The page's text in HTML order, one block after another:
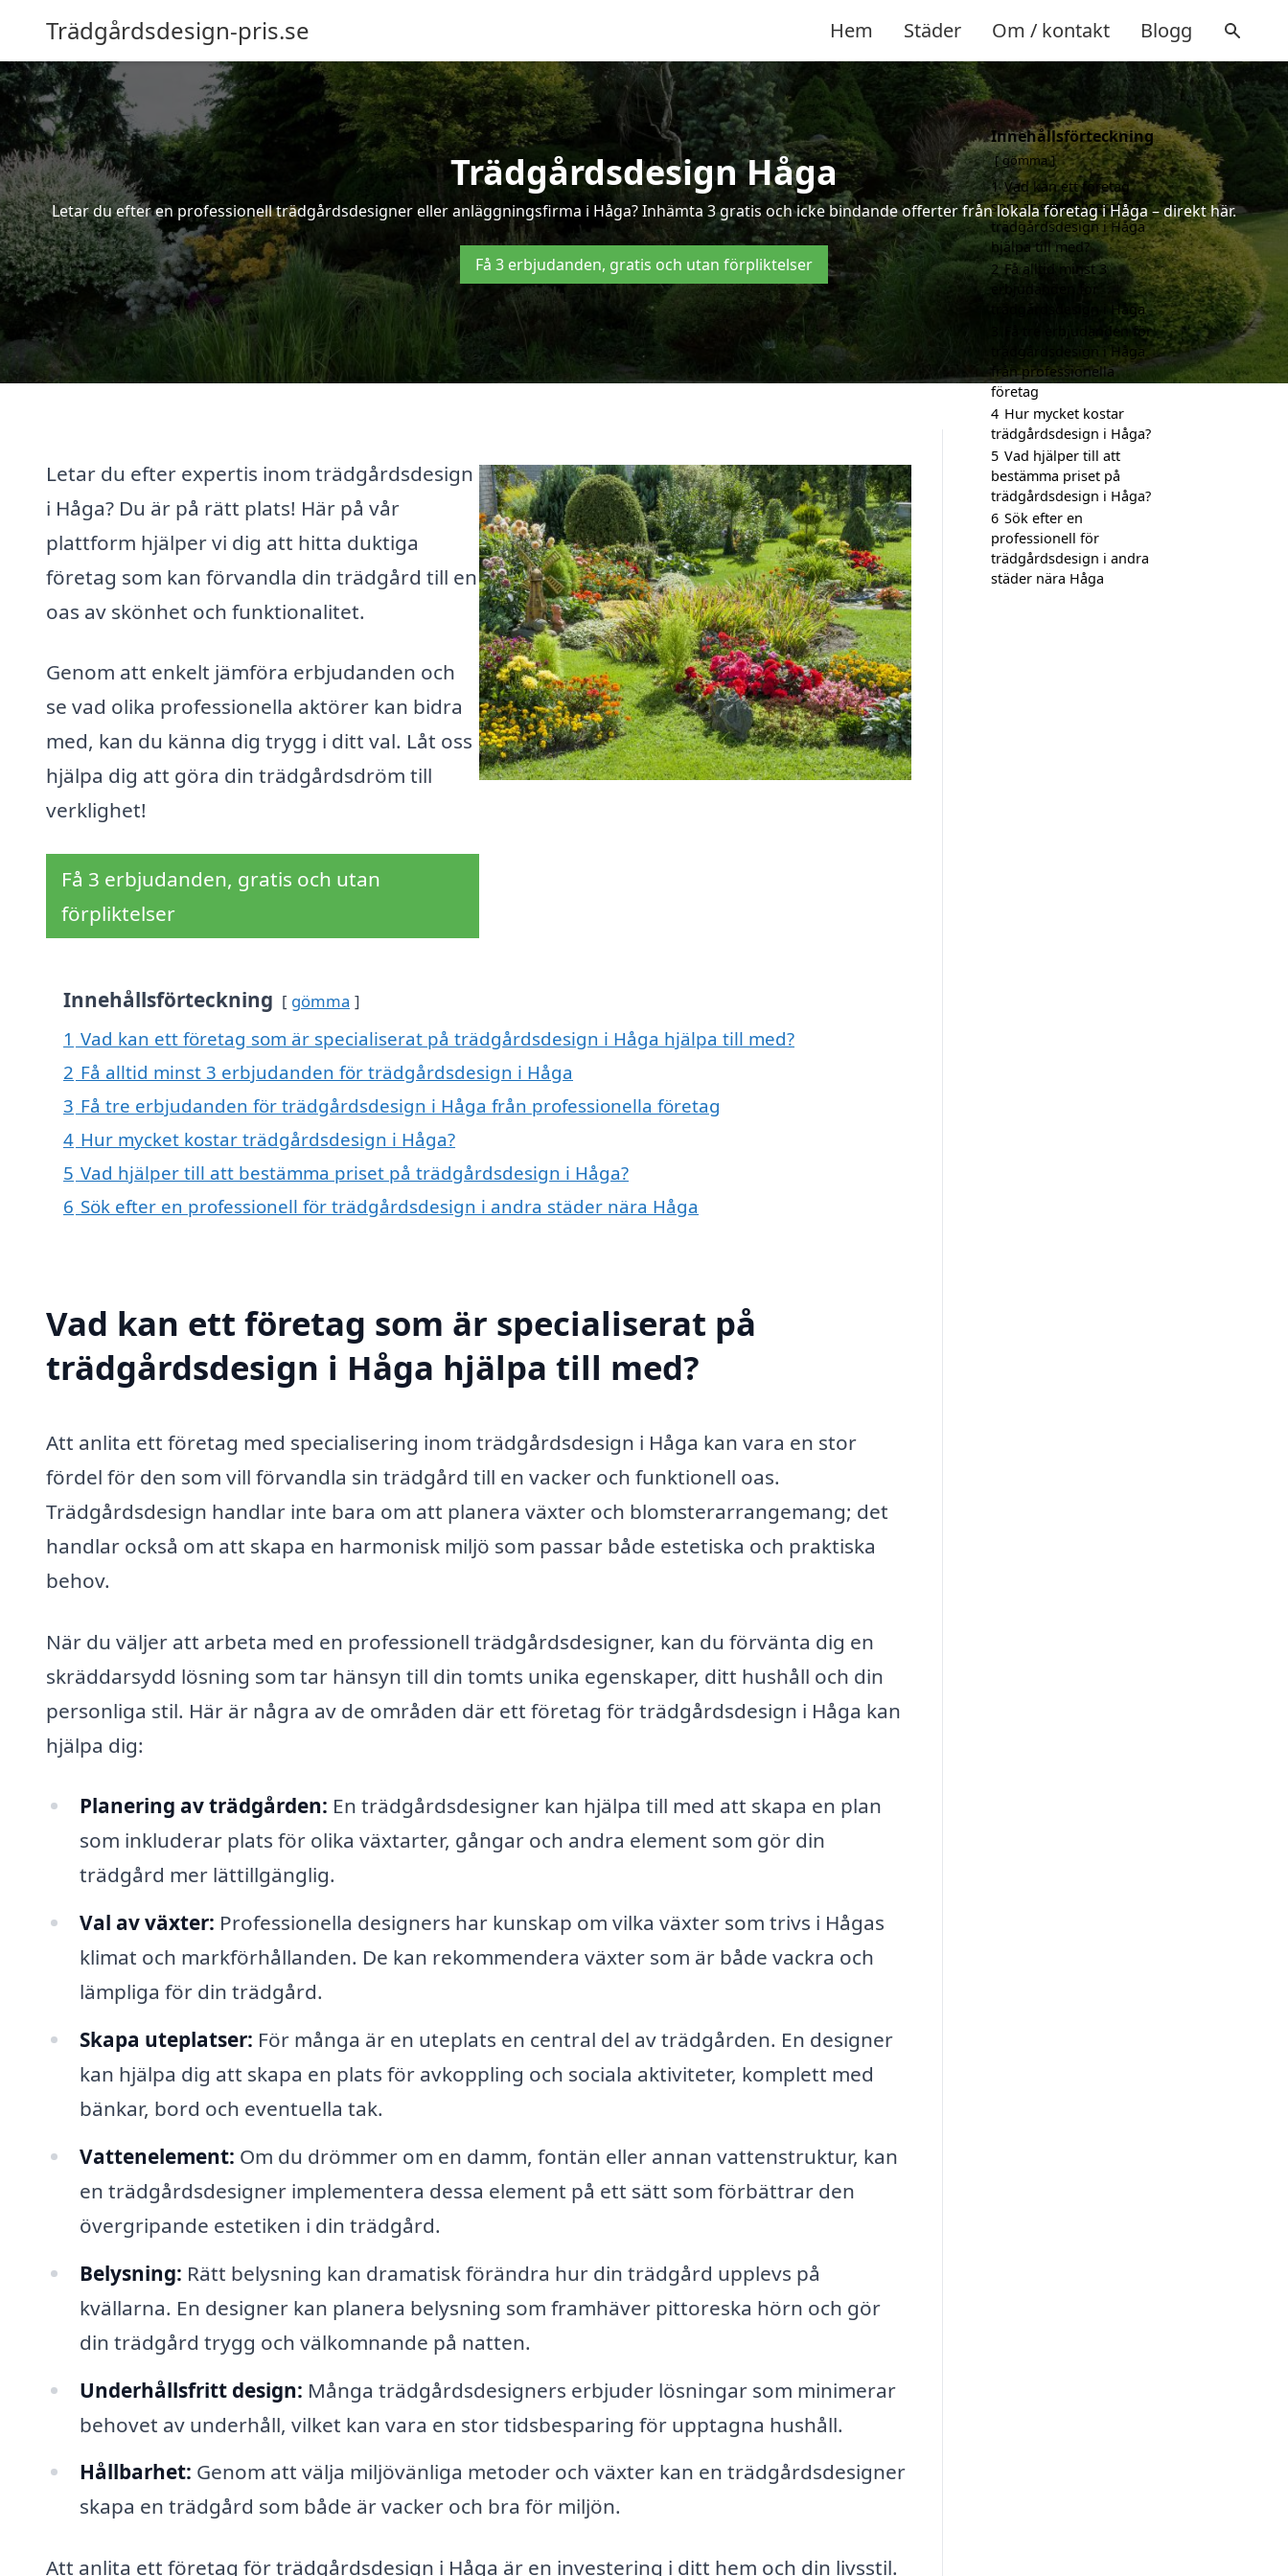
Trädgårdsdesign-pris.se Hem Städer Om / kontakt Blogg
Trädgårdsdesign Håga
Letar du efter en professionell trädgårdsdesigner eller anläggningsfirma i Håga? Inhämta 3 gratis och icke bindande offerter från lokala företag i Håga – direkt här.
Få 3 erbjudanden, gratis och utan förpliktelser
Letar du efter expertis inom trädgårdsdesign
i Håga? Du är på rätt plats! Här på vår
plattform hjälper vi dig att hitta duktiga
företag som kan förvandla din trädgård till en
oas av skönhet och funktionalitet.
Genom att enkelt jämföra erbjudanden och
se vad olika professionella aktörer kan bidra
med, kan du känna dig trygg i ditt val. Låt oss
hjälpa dig att göra din trädgårdsdröm till
verklighet!
Få 3 erbjudanden, gratis och utan
förpliktelser
Innehållsförteckning gömma
1 Vad kan ett företag som är specialiserat på trädgårdsdesign i Håga hjälpa till med?
2 Få alltid minst 3 erbjudanden för trädgårdsdesign i Håga
3 Få tre erbjudanden för trädgårdsdesign i Håga från professionella företag
4 Hur mycket kostar trädgårdsdesign i Håga?
5 Vad hjälper till att bestämma priset på trädgårdsdesign i Håga?
6 Sök efter en professionell för trädgårdsdesign i andra städer nära Håga
Vad kan ett företag som är specialiserat på
trädgårdsdesign i Håga hjälpa till med?
Att anlita ett företag med specialisering inom trädgårdsdesign i Håga kan vara en stor
fördel för den som vill förvandla sin trädgård till en vacker och funktionell oas.
Trädgårdsdesign handlar inte bara om att planera växter och blomsterarrangemang; det
handlar också om att skapa en harmonisk miljö som passar både estetiska och praktiska
behov.
När du väljer att arbeta med en professionell trädgårdsdesigner, kan du förvänta dig en
skräddarsydd lösning som tar hänsyn till din tomts unika egenskaper, ditt hushåll och din
personliga stil. Här är några av de områden där ett företag för trädgårdsdesign i Håga kan
hjälpa dig:
Planering av trädgården: En trädgårdsdesigner kan hjälpa till med att skapa en plan
som inkluderar plats för olika växtarter, gångar och andra element som gör din
trädgård mer lättillgänglig.
Val av växter: Professionella designers har kunskap om vilka växter som trivs i Hågas
klimat och markförhållanden. De kan rekommendera växter som är både vackra och
lämpliga för din trädgård.
Skapa uteplatser: För många är en uteplats en central del av trädgården. En designer
kan hjälpa dig att skapa en plats för avkoppling och sociala aktiviteter, komplett med
bänkar, bord och eventuella tak.
Vattenelement: Om du drömmer om en damm, fontän eller annan vattenstruktur, kan
en trädgårdsdesigner implementera dessa element på ett sätt som förbättrar den
övergripande estetiken i din trädgård.
Belysning: Rätt belysning kan dramatisk förändra hur din trädgård upplevs på
kvällarna. En designer kan planera belysning som framhäver pittoreska hörn och gör
din trädgård trygg och välkomnande på natten.
Underhållsfritt design: Många trädgårdsdesigners erbjuder lösningar som minimerar
behovet av underhåll, vilket kan vara en stor tidsbesparing för upptagna hushåll.
Hållbarhet: Genom att välja miljövänliga metoder och växter kan en trädgårdsdesigner
skapa en trädgård som både är vacker och bra för miljön.
Att anlita ett företag för trädgårdsdesign i Håga är en investering i ditt hem och din livsstil.
Innehållsförteckning
gömma
1 Vad kan ett företag
som är specialiserat på
trädgårdsdesign i Håga
hjälpa till med?
2 Få alltid minst 3
erbjudanden för
trädgårdsdesign i Håga
Få tre erbjudanden för
trädgårdsdesign i Håga
från professionella
företag
4 Hur mycket kostar
trädgårdsdesign i Håga?
5 Vad hjälper till att
bestämma priset på
trädgårdsdesign i Håga?
6 Sök efter en
professionell för
trädgårdsdesign i andra
städer nära Håga